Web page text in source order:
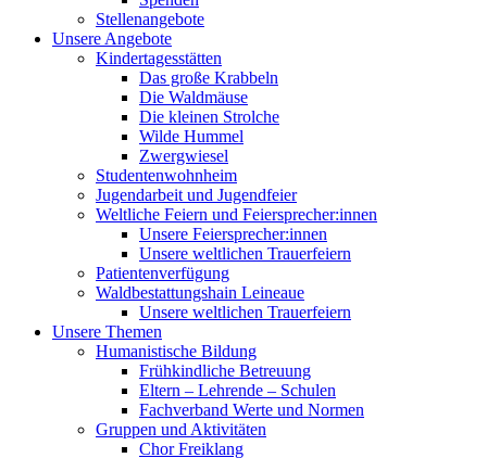
Stellenangebote
Unsere Angebote
Kindertagesstätten
Das große Krabbeln
Die Waldmäuse
Die kleinen Strolche
Wilde Hummel
Zwergwiesel
Studentenwohnheim
Jugendarbeit und Jugendfeier
Weltliche Feiern und Feiersprecher:innen
Unsere Feiersprecher:innen
Unsere weltlichen Trauerfeiern
Patientenverfügung
Waldbestattungshain Leineaue
Unsere weltlichen Trauerfeiern
Unsere Themen
Humanistische Bildung
Frühkindliche Betreuung
Eltern – Lehrende – Schulen
Fachverband Werte und Normen
Gruppen und Aktivitäten
Chor Freiklang